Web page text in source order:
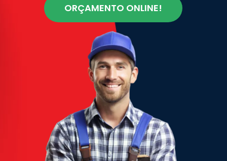
ORÇAMENTO ONLINE!